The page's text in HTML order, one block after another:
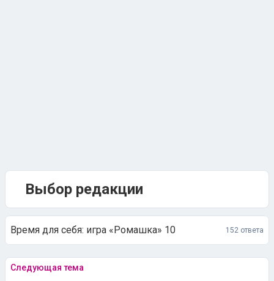
Выбор редакции
Время для себя: игра «Ромашка» 10 152 ответа
Следующая тема